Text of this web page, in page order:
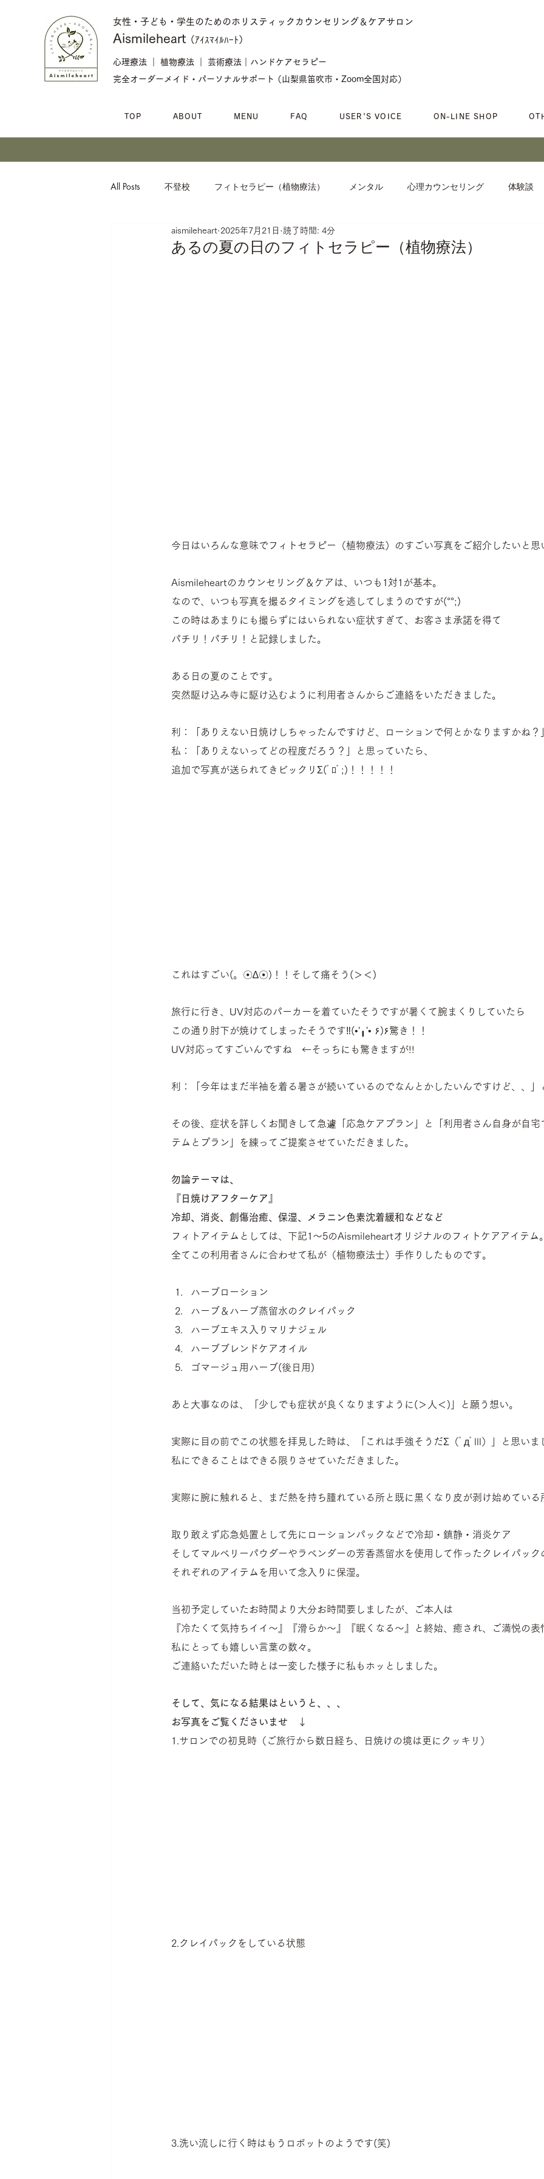
女性・子ども・学生のためのホリスティックカウンセリング＆ケアサロン
​Aismileheart（ｱｲｽﾏｲﾙﾊｰﾄ）​​
心理療法 ｜ 植物療法 ｜ 芸術療法｜ハンドケアセラピー
完全オーダーメイド・パーソナルサポート （山梨県笛吹市・Zoom全国対応）
TOP ABOUT MENU FAQ USER'S VOICE ON-LINE SHOP
All Posts 不登校 フィトセラピー（植物療法） メンタル 心理カウンセリング 体験談
メッセージ
あるの夏の日のフィトセラピー（植物療法）
aismileheart 2025年7月21日 読了時間: 4分
今日はいろんな意味でフィトセラピー（植物療法）のすごい写真をご紹介したいと思
Aismileheartのカウンセリング＆ケアは、いつも1対1が基本。
なので、いつも写真を撮るタイミングを逃してしまうのですが(°°;)
この時はあまりにも撮らずにはいられない症状すぎて、お客さま承諾を得て
パチリ！パチリ！と記録しました。
ある日の夏のことです。
突然駆け込み寺に駆け込むように利用者さんからご連絡をいただきました。
利：「ありえない日焼けしちゃったんですけど、ローションで何とかなりますかね？
私：「ありえないってどの程度だろう？」と思っていたら、
追加で写真が送られてきビックリΣ(ﾟﾛﾟ;)！！！！！
これはすごい(。☉∆☉)！！そして痛そう(＞＜)
旅行に行き、UV対応のパーカーを着ていたそうですが暑くて腕まくりしていたら
この通り肘下が焼けてしまったそうです‼(•'╻'• ۶)۶驚き！！
UV対応ってすごいんですね　←そっちにも驚きますが!!
利：「今年はまだ半袖を着る暑さが続いているのでなんとかしたいんですけど、、」
その後、症状を詳しくお聞きして急遽「応急ケアプラン」と「利用者さん自身が自宅
テムとプラン」を練ってご提案させていただきました。
勿論テーマは、
『日焼けアフターケア』
冷却、消炎、創傷治癒、保湿、メラニン色素沈着緩和などなど
フィトアイテムとしては、下記1～5のAismileheartオリジナルのフィトケアアイテム。
全てこの利用者さんに合わせて私が（植物療法士）手作りしたものです。
ハーブローション
ハーブ＆ハーブ蒸留水のクレイパック
ハーブエキス入りマリナジェル
ハーブブレンドケアオイル
ゴマージュ用ハーブ(後日用)
あと大事なのは、「少しでも症状が良くなりますように(＞人＜)」と願う想い。
実際に目の前でこの状態を拝見した時は、「これは手強そうだΣ（ﾟдﾟlll）」と思いま
私にできることはできる限りさせていただきました。
実際に腕に触れると、まだ熱を持ち腫れている所と既に黒くなり皮が剥け始めている
取り敢えず応急処置として先にローションパックなどで冷却・鎮静・消炎ケア
そしてマルベリーパウダーやラベンダーの芳香蒸留水を使用して作ったクレイパック
それぞれのアイテムを用いて念入りに保湿。
当初予定していたお時間より大分お時間要しましたが、ご本人は
『冷たくて気持ちイイ～』『滑らか～』『眠くなる～』と終始、癒され、ご満悦の表
私にとっても嬉しい言葉の数々。
ご連絡いただいた時とは一変した様子に私もホッとしました。
そして、気になる結果はというと、、、
お写真をご覧くださいませ　↓
1.サロンでの初見時（ご旅行から数日経ち、日焼けの境は更にクッキリ）
2.クレイパックをしている状態
3.洗い流しに行く時はもうロボットのようです(笑)